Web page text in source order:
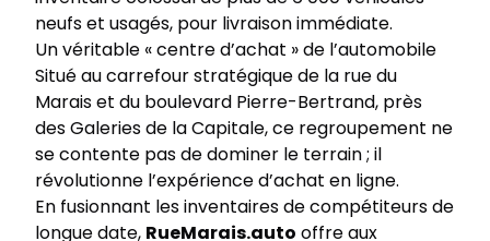
neufs et usagés, pour livraison immédiate.
Un véritable « centre d’achat » de l’automobile
Situé au carrefour stratégique de la rue du
Marais et du boulevard Pierre-Bertrand, près
des Galeries de la Capitale, ce regroupement ne
se contente pas de dominer le terrain ; il
révolutionne l’expérience d’achat en ligne.
En fusionnant les inventaires de compétiteurs de
longue date, RueMarais.auto offre aux